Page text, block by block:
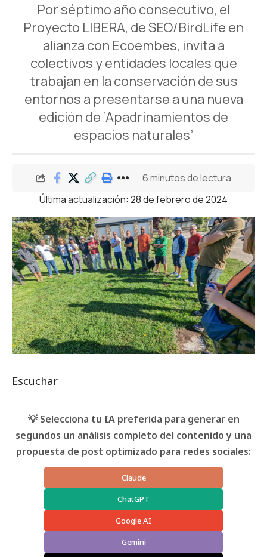
Por séptimo año consecutivo, el
Proyecto LIBERA, de SEO/BirdLife en
alianza con Ecoembes, invita a
colectivos y entidades locales que
trabajan en la conservación de sus
entornos a presentarse a una nueva
edición de ‘Apadrinamientos de
espacios naturales’
Última actualización: 28 de febrero de 2024
6 minutos de lectura
Escuchar
💡 Selecciona tu IA preferida para generar en
segundos un análisis completo del contenido y una
propuesta de post optimizado para redes sociales:
Claude
ChatGPT
Google AI
Gemini